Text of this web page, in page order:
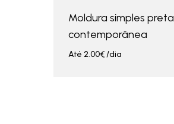
Moldura simples preta
contemporânea
Até 2.00€/dia